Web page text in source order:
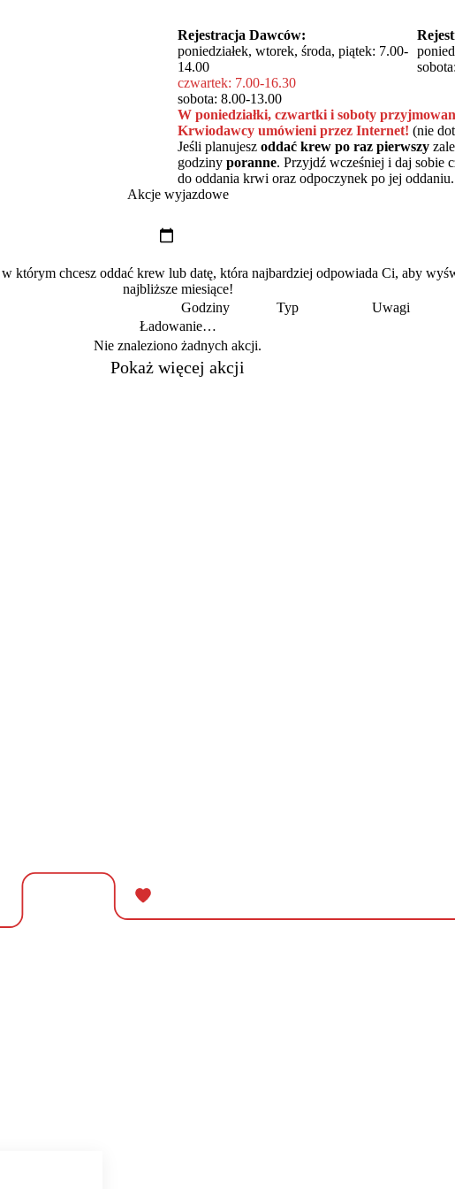
Rejestracja Dawców:
poniedziałek, wtorek, środa, piątek: 7.00-
14.00
czwartek: 7.00-16.30
sobota: 8.00-13.00
W poniedziałki, czwartki i soboty
Krwiodawcy umówieni przez Internet! (nie
Jeśli planujesz oddać krew po raz pierwszy
godziny poranne. Przyjdź wcześniej i daj sobie
do oddania krwi oraz odpoczynek po jej oddaniu.
Akcje wyjazdowe
którym chcesz oddać krew lub datę, która najbardziej odpowiada Ci, aby
najbliższe miesiące!
Godziny Typ
Uwagi
Ładowanie…
Nie znaleziono żadnych akcji.
Pokaż więcej akcji